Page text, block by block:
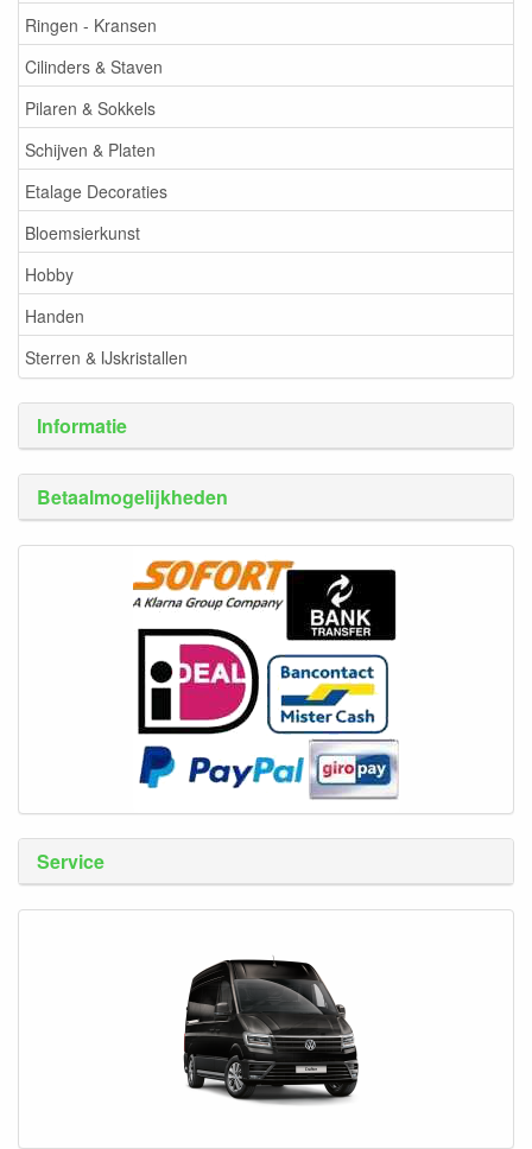
Ringen - Kransen
Cilinders & Staven
Pilaren & Sokkels
Schijven & Platen
Etalage Decoraties
Bloemsierkunst
Hobby
Handen
Sterren & IJskristallen
Informatie
Betaalmogelijkheden
Service